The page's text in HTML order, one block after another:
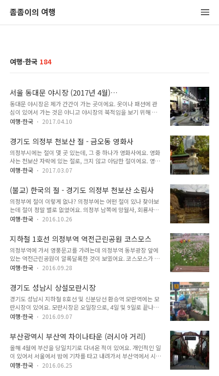
좀좀이의 여행
여행-한국 184
서울 동대문 야시장 (2017년 4월)
Dongdaemun night market, Seoul, Korea
동대문 야시장은 제가 간간이 가는 곳이에요. 옷이나 패션에 관
심이 있어서 가는 것은 아니고 야시장의 북적임을 보기 위해 가
는 곳이에요. 동대문 야시장은 이제 두 종류가 있어요. 주말에 열
고, 평일에는 일반 야시장이 계속 열리고 있어요. 이 일반 야시장
은 토요일 밤에는 쉬어요. 그래서 이 야시장을 보기 위해서는 토
요일 밤은 무조건 피해야 해요. 그날 가면 정말 아무 것도 못 보
거든요. 이는 이 주변 게스트하우스에도 영향을 줘요. 날이 풀리
니 동대문 야시장을 다시 보고 싶어졌어요. 예전에 마지막으로
알려주면서 한 번 데려갔었거든요. 서울 동대문 야시장 :
http://zomzom.tisto..
여행-한국 2017.04.10
경기도 의정부 천보산 절 - 금오동 영화사
의정부시에는 절이 몇 곳 있는데, 그 중 하나가 영화사에요. 영화
사는 천보산 자락에 있는 절로, 크지 않고 아담한 절이에요. 영화
사는 금오동에 있어요. 금오주공2단지아파트를 따라 천보산 쪽
지만 절대 두 절이 같이 있는 게 아니에요. 소림사는 천보산 정상
근처에 있는 절로, 영화사에서 가깝지 않아요. 단지 소림사로 올
라가는 천보산 등산길이 이쪽에 있기 때문에 같이 표기된 것 뿐
이에요. 이렇게 길이 갈려요. 절 입구에는 이렇게 탑이 있어요.
탑을 지나 조금 더 걸어가면 이렇게 영화사가 나와요. 영화사는
요. 대웅전 내부는 이렇게 생겼어요. 작은 절이라 범종각도 단촐
하고 단순했어요. 이 ..
여행-한국 2017.03.07
(불교) 한국의 절 - 경기도 의정부 천보산 소림사
의정부에 절이 이렇게 없나? 의정부에는 어떤 절이 있나 찾아보
는데 절이 정말 별로 없었어요. 의정부 남쪽에 망월사, 회룡사가
있고 그 주변에 절이 몰려 있기는 했지만, 그 외 지역에서는 절이
다는 것을 알고 한 번 가 보았어요. 소림사를 가기 위해서는 의정
부 금오동에서 천보산을 올라가야 해요. 거리상으로는 800m 정
도라고 하는데 처음에는 이렇게 계곡을 따라 걸어가요. 조금 걸
어가다보면 이렇게 등산이 시작되요. 구두를 신고 갈 절은 절대
아니더라구요. 망월사도 올라갈 때 힘들다고 생각했는데, 여기는
않은데다 돌이 깨져서 모래로 된 경사진 곳도 많았어요. 이렇게
천보산을 쭉 올라가다보..
여행-한국 2016.10.26
지하철 1호선 의정부역 역전근린공원 코스모스
의정부역에 가서 영풍문고를 가려는데 의정부역 동부광장 앞에
있는 역전근린공원이 알록달록한 것이 보였어요. 코스모스가 공
원에 한가득 아름답게 피어서 한 번 내려가 보았어요. 공원 안에
스모스 사이로 강렬한 자주빛 코스모스가 듬성듬성 있었어요. 뒤
에 보이는 건물이 신세계 백화점과 지하철 1호선 의정부역이에
요. 저 신세계 백화점 건물 안에 CGV 와 영풍문고, 버거킹이 있
어요. 이렇게 넓은 구역에 코스모스가 흐드러지게 만발한 것은
처음 보았어요. 코스모스가 만발해 있어서 지나가던 사람들도 여
를 들고 나온 사람들도 있었구요. 만약 의정부역에 올 일이 있다
면 잠시 시간 내서 한 번 들려보세요...
여행-한국 2016.09.28
경기도 성남시 상설모란시장
경기도 성남시 지하철 8호선 및 신분당선 환승역 모란역에는 모
란시장이 있어요. 모란시장은 오일장으로, 4일 및 9일로 끝나는
날에 열려요. 4일, 9일, 14일, 19일, 24일, 29일에 장이 열리죠.
을 했어요. 그러다 모란시장이 오일장으로 그때 가야 제대로 볼
수 있지만, 평일에는 상설시장이 작게 들어선다는 글을 보고 오
일장이 아닌 날에 한 번 가 보았어요. 모란시장은 모란역 5번출
구로 나가면 있어요. 8호선에서 5번출구는 상당히 멀기 때문에
그렇게 시간 차이가 안 난다면 신분당선을 타고 가시는 것을 추
여행-한국 2016.09.07
부산광역시 부산역 차이나타운 (러시아 거리)
올해 4월에 부산을 당일치기로 다녀온 적이 있어요. 개인적인 일
이 있어서 서울에서 밤에 기차를 타고 내려가서 부산역에서 시간
을 보내다 잠시 주변을 돌아다녔어요. 부산역 바로 앞에 차이나
여행-한국 2016.06.25